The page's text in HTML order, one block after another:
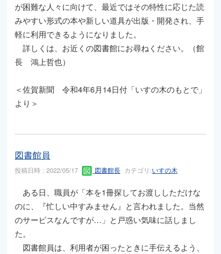
が困難な人々に向けて、最近ではその特性に応じた読
みやすい形式の本や新しい道具が出版・開発され、手
軽に利用できるようになりました。
詳しくは、お近くの図書館にお尋ねください。（館
長 鴻上哲也）
＜佐賀新聞 令和4年6月14日付「いすの木のもとで」
より＞
図書館員
投稿日時 : 2022/05/17 図書館長 カテゴリ:いすの木
ある日、職員が「本を1冊探してお渡ししただけな
のに、『忙しい中すみません』と言われました。当然
のサービスなんですが…」と戸惑い気味に話しまし
た。
図書館員は、利用者が困ったときに手伝えるよう、